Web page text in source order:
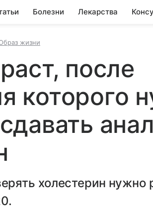
Болезни Лекарства
жизни
после
которого
холестерин нужно